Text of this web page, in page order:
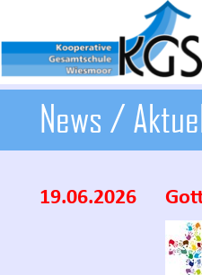
News /
19.06.2026